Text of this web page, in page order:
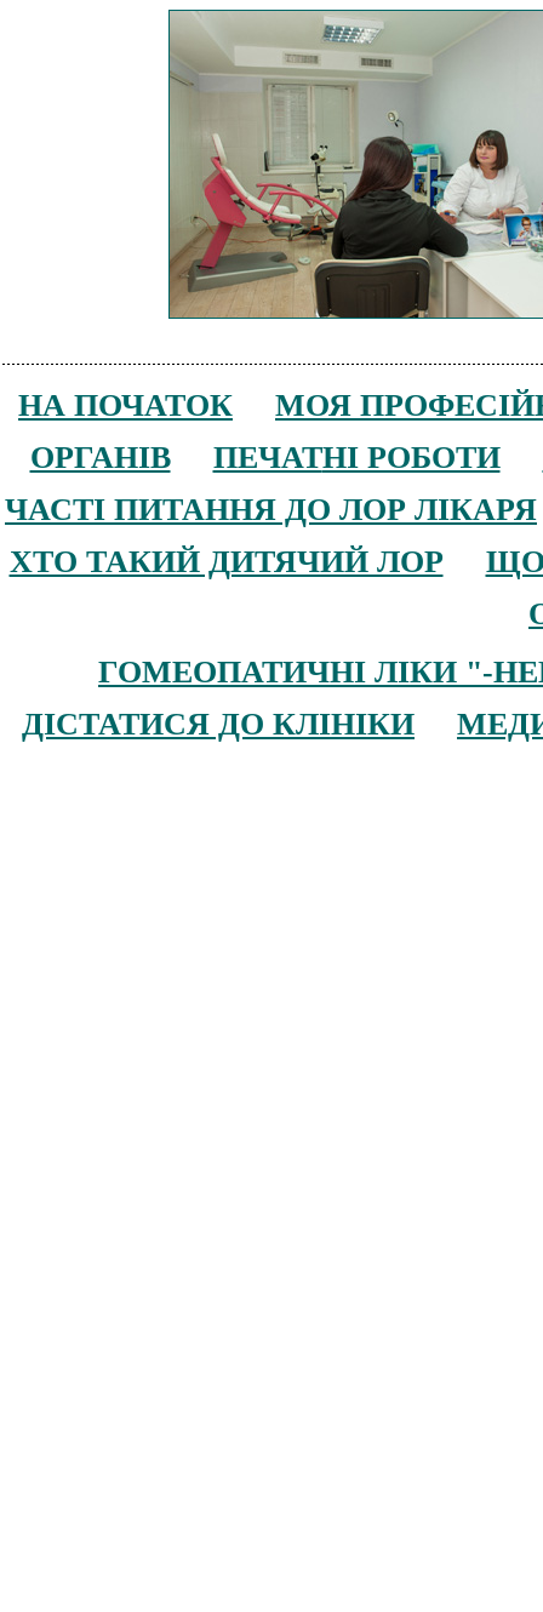
НА ПОЧАТОК МОЯ
ОРГАНІВ
ПЕЧАТНІ РОБОТИ
ЧАСТІ ПИТАННЯ ДО ЛОР ЛІКАРЯ
ХТО ТАКИЙ ДИТЯЧИЙ ЛОР
ЩО
ГОМЕОПАТИЧНІ ЛІКИ "-
ДІСТАТИСЯ ДО КЛІНІКИ